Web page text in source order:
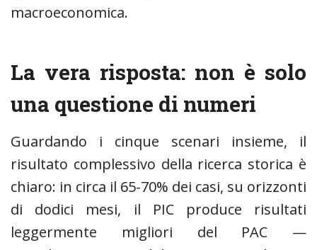
macroeconomica.
La vera risposta: non è solo
una questione di numeri
Guardando i cinque scenari insieme, il
risultato complessivo della ricerca storica è
chiaro: in circa il 65-70% dei casi, su orizzonti
di dodici mesi, il PIC produce risultati
leggermente migliori del PAC —